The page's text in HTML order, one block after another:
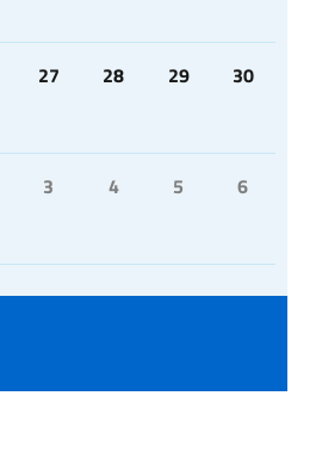
27 28 29 30
3 4 5 6